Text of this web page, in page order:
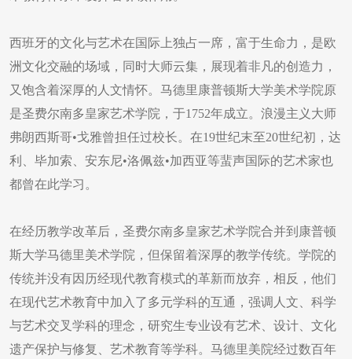
西班牙的文化与艺术在国际上独占一席，富于生命力，是欧
洲文化交融的场域，同时大师云集，展现着非凡的创造力，
又饱含着深厚的人文情怀。马德里康普顿斯大学美术学院原
是圣费尔南多皇家艺术学院，于1752年成立。浪漫主义大师
弗朗西斯哥•戈雅曾担任过校长。在19世纪末至20世纪初，达
利、毕加索、安东尼•洛佩兹•加西亚等蜚声国际的艺术家也
都曾在此学习。
在经历教学改革后，圣费尔南多皇家艺术学院合并到康普顿
斯大学马德里美术学院，但保留着深厚的教学传统。学院的
传统并没有因历经现代教育模式的革新而放弃，相反，他们
在现代艺术教育中加入了多元学科的互通，强调人文、科学
与艺术交叉学科的理念，研究生专业设有艺术、设计、文化
遗产保护与修复、艺术教育等学科。马德里美院经过数百年